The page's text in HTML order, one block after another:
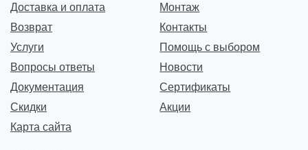
Доставка и оплата
Монтаж
Возврат
Контакты
Услуги
Помощь с выбором
Вопросы ответы
Новости
Документация
Сертификаты
Скидки
Акции
Карта сайта